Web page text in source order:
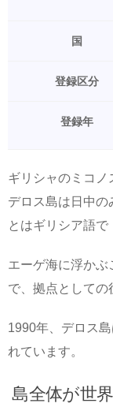
国
登録区分
登録年
ギリシャのミコ
デロス島は日中
とはギリシア語で
エーゲ海に浮か
で、拠点としての
1990年、デロス
れています。
島全体が世